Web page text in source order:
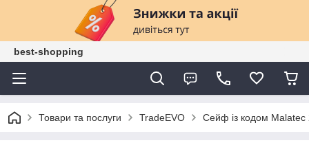
best-shopping
Товари та послуги TradeEVO Сейф із кодом Malatec